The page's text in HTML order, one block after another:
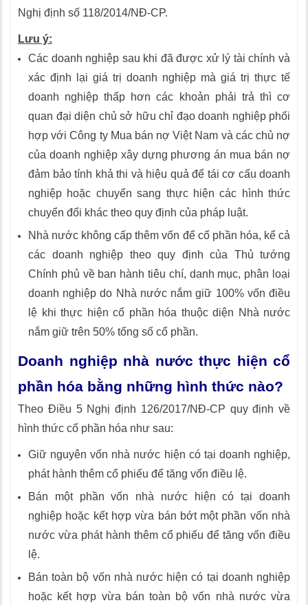
Nghị định số 118/2014/NĐ-CP.
Lưu ý:
Các doanh nghiệp sau khi đã được xử lý tài chính và
xác định lại giá trị doanh nghiệp mà giá trị thực tế
doanh nghiệp thấp hơn các khoản phải trả thì cơ
quan đại diện chủ sở hữu chỉ đạo doanh nghiệp phối
hợp với Công ty Mua bán nợ Việt Nam và các chủ nợ
của doanh nghiệp xây dựng phương án mua bán nợ
đảm bảo tính khả thi và hiệu quả để tái cơ cấu doanh
nghiệp hoặc chuyển sang thực hiện các hình thức
chuyển đổi khác theo quy định của pháp luật.
Nhà nước không cấp thêm vốn để cổ phần hóa, kể cả
các doanh nghiệp theo quy định của Thủ tướng
Chính phủ về ban hành tiêu chí, danh mục, phân loại
doanh nghiệp do Nhà nước nắm giữ 100% vốn điều
lệ khi thực hiện cổ phần hóa thuộc diện Nhà nước
nắm giữ trên 50% tổng số cổ phần.
Doanh nghiệp nhà nước thực hiện cổ
phần hóa bằng những hình thức nào?
Theo Điều 5 Nghị định 126/2017/NĐ-CP quy định về
hình thức cổ phần hóa như sau:
Giữ nguyên vốn nhà nước hiện có tại doanh nghiệp,
phát hành thêm cổ phiếu để tăng vốn điều lệ.
Bán một phần vốn nhà nước hiện có tại doanh
nghiệp hoặc kết hợp vừa bán bớt một phần vốn nhà
nước vừa phát hành thêm cổ phiếu để tăng vốn điều
lệ.
Bán toàn bộ vốn nhà nước hiện có tại doanh nghiệp
hoặc kết hợp vừa bán toàn bộ vốn nhà nước vừa